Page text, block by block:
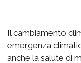
Il cambiamento
emergenza
anche la salute di